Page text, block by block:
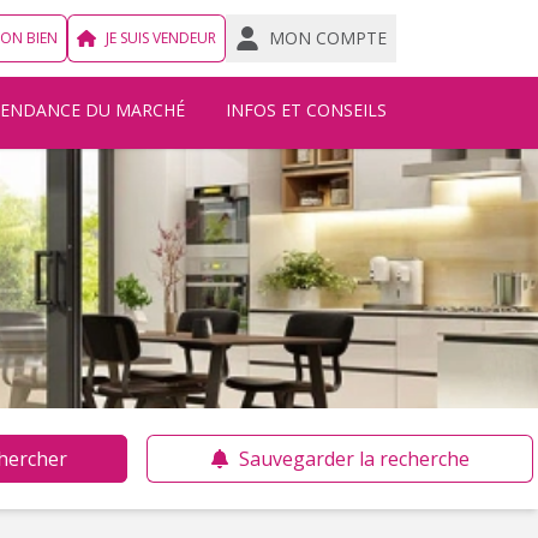
BIEN JE SUIS VENDEUR MON COMPTE
DU MARCHÉ INFOS ET CONSEILS
Sauvegarder la recherche